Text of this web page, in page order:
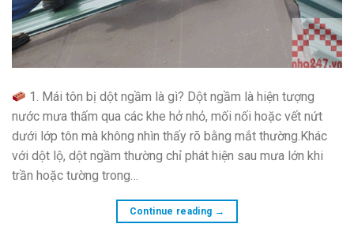
1. Mái tôn bị dột ngầm là gì? Dột ngầm là hiện tượng
nước mưa thấm qua các khe hở nhỏ, mối nối hoặc vết nứt
dưới lớp tôn mà không nhìn thấy rõ bằng mắt thường.Khác
với dột lộ, dột ngầm thường chỉ phát hiện sau mưa lớn khi
trần hoặc tường trong…
Continue reading →